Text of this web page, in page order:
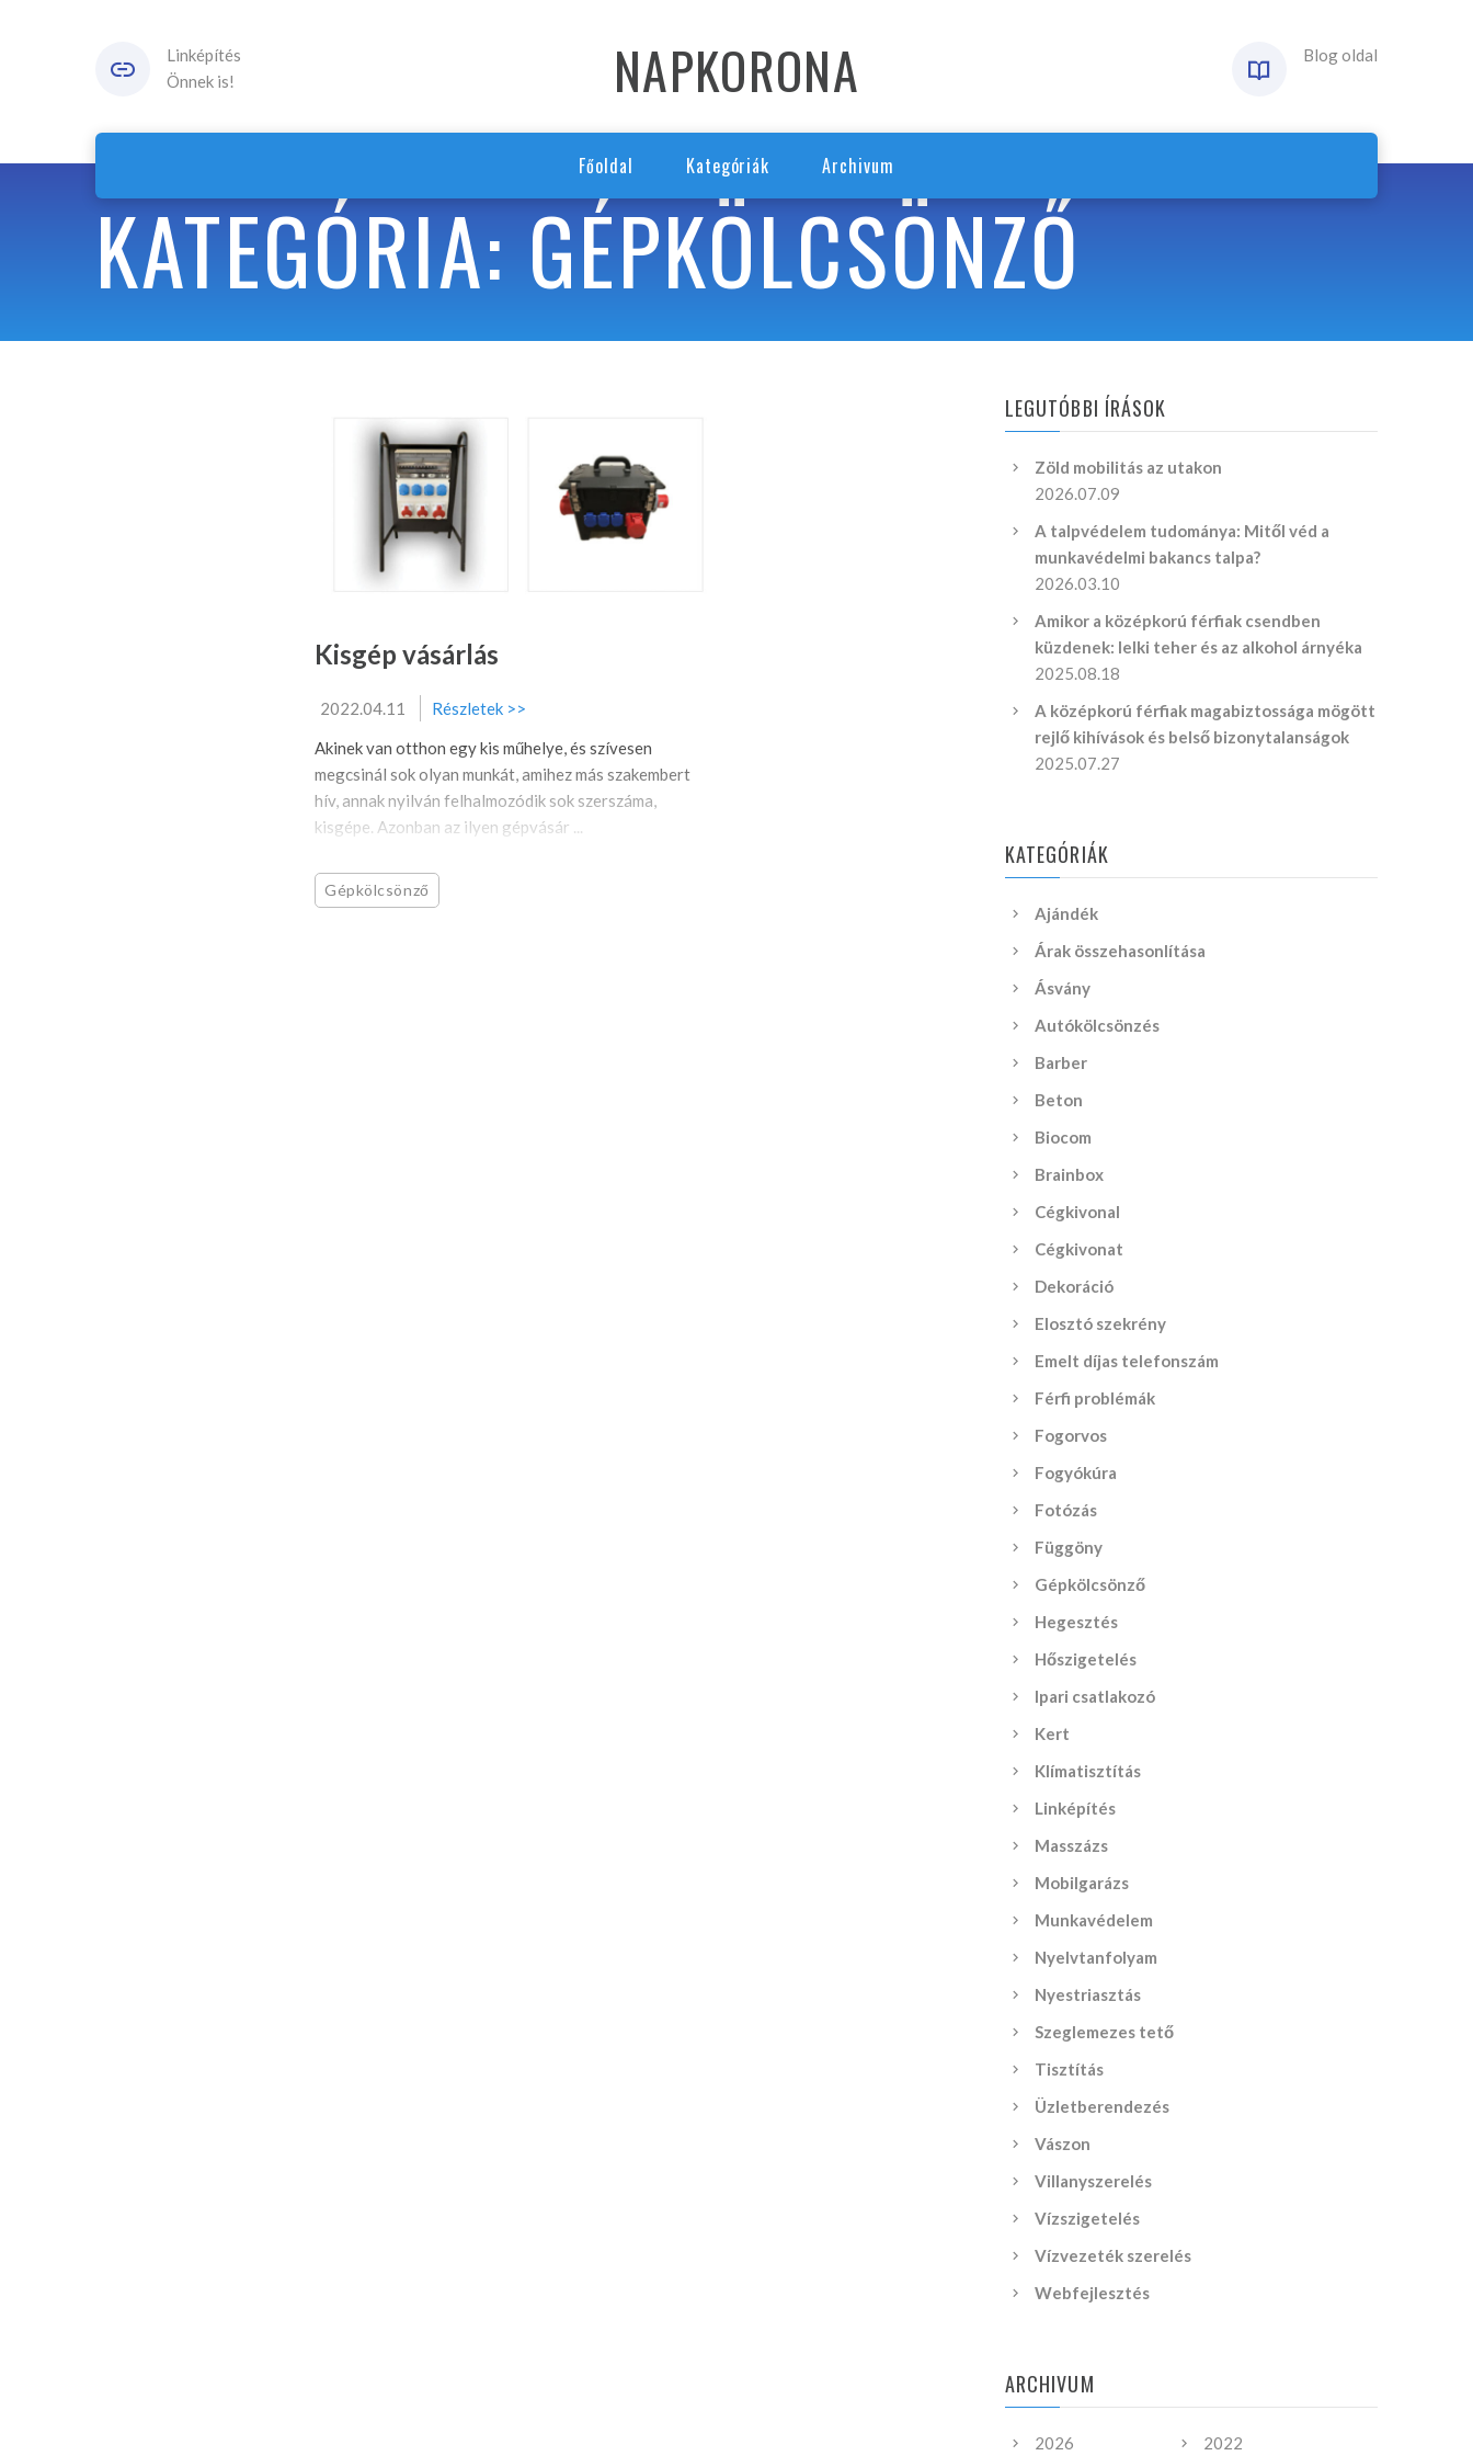
Linképítés
Önnek is!
NAPKORONA Blog oldal
Főoldal Kategóriák Archivum
KATEGÓRIA: GÉPKÖLCSÖNZŐ
Kisgép vásárlás
2022.04.11
Részletek >>
Akinek van otthon egy kis műhelye, és szívesen
megcsinál sok olyan munkát, amihez más szakembert
hív, annak nyilván felhalmozódik sok szerszáma,
kisgépe. Azonban az ilyen gépvásár ...
Gépkölcsönző
LEGUTÓBBI ÍRÁSOK
Zöld mobilitás az utakon
2026.07.09
A talpvédelem tudománya: Mitől véd a
munkavédelmi bakancs talpa?
2026.03.10
Amikor a középkorú férfiak csendben
küzdenek: lelki teher és az alkohol árnyéka
2025.08.18
A középkorú férfiak magabiztossága mögött
rejlő kihívások és belső bizonytalanságok
2025.07.27
KATEGÓRIÁK
Ajándék
Árak összehasonlítása
Ásvány
Autókölcsönzés
Barber
Beton
Biocom
Brainbox
Cégkivonal
Cégkivonat
Dekoráció
Elosztó szekrény
Emelt díjas telefonszám
Férfi problémák
Fogorvos
Fogyókúra
Fotózás
Függöny
Gépkölcsönző
Hegesztés
Hőszigetelés
Ipari csatlakozó
Kert
Klímatisztítás
Linképítés
Masszázs
Mobilgarázs
Munkavédelem
Nyelvtanfolyam
Nyestriasztás
Szeglemezes tető
Tisztítás
Üzletberendezés
Vászon
Villanyszerelés
Vízszigetelés
Vízvezeték szerelés
Webfejlesztés
ARCHIVUM
2026 2022